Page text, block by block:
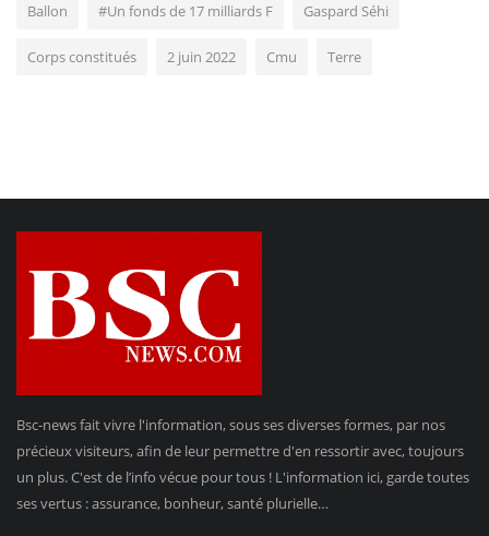
Ballon #Un fonds de 17 milliards F Gaspard Séhi
Corps constitués 2 juin 2022 Cmu Terre
Bsc-news fait vivre l'information, sous ses diverses formes, par nos
précieux visiteurs, afin de leur permettre d'en ressortir avec, toujours
un plus. C'est de l’info vécue pour tous ! L'information ici, garde toutes
ses vertus : assurance, bonheur, santé plurielle…